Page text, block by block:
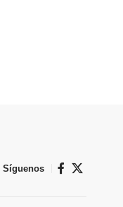
Síguenos